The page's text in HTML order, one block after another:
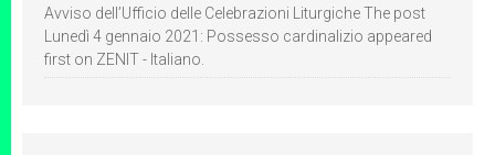
Avviso dell’Ufficio delle Celebrazioni Liturgiche The post
Lunedì 4 gennaio 2021: Possesso cardinalizio appeared
first on ZENIT - Italiano.